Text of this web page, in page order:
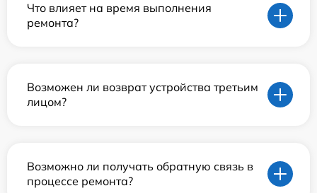
Что влияет на время выполнения
ремонта?
Возможен ли возврат устройства третьим
лицом?
Возможно ли получать обратную связь в
процессе ремонта?